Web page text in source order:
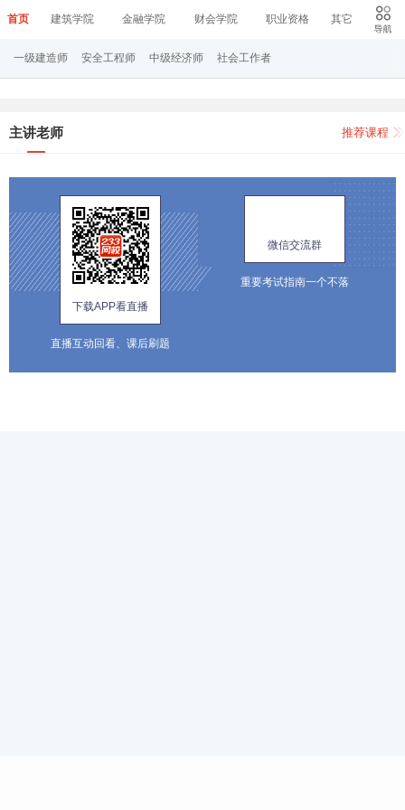
首页 建筑学院 金融学院 财会学院 职业资格 其它
一级建造师 安全工程师 中级经济师 社会工作者
主讲老师 推荐课程
下载APP看直播
直播互动回看、课后刷题
微信交流群
重要考试指南一个不落